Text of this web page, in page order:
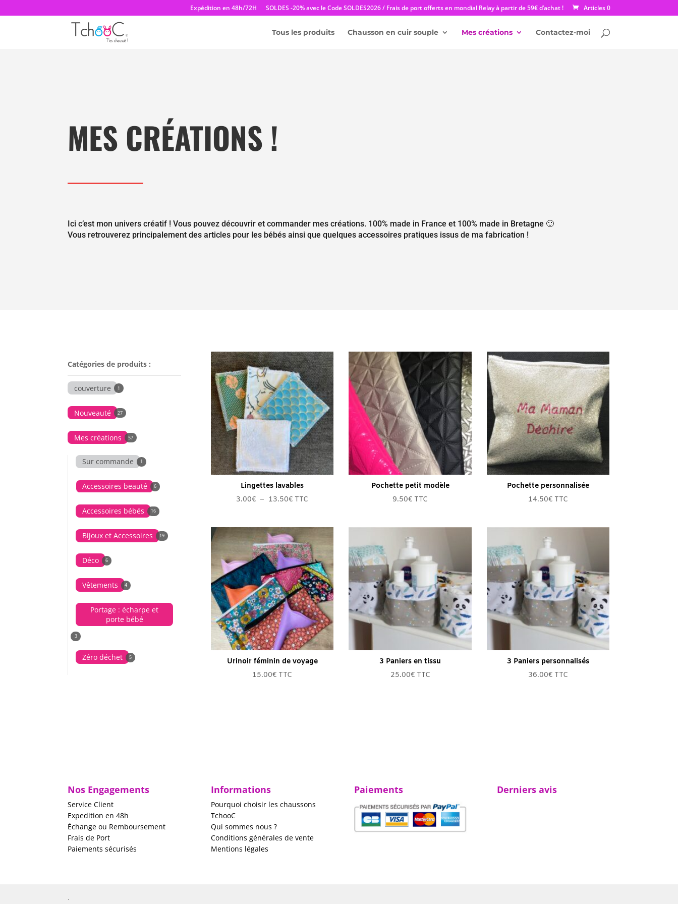
Expédition en 48h/72H SOLDES -20% avec le Code SOLDES2026 / Frais de port offerts en mondial Relay à partir de 59€ d’achat ! Articles 0
Tous les produits Chausson en cuir souple Mes créations Contactez-moi
MES CRÉATIONS !
Ici c’est mon univers créatif ! Vous pouvez découvrir et commander mes créations. 100% made in France et 100% made in Bretagne 🙂
Vous retrouverez principalement des articles pour les bébés ainsi que quelques accessoires pratiques issus de ma fabrication !
Catégories de produits :
couverture 1
Nouveauté 27
Mes créations 57
Sur commande 1
Accessoires beauté 6
Accessoires bébés 16
Bijoux et Accessoires 19
Déco 6
Vêtements 4
Portage : écharpe et
porte bébé
3
Zéro déchet 5
Lingettes lavables
3.00€ – 13.50€Plage
prix :
3.00€
à
13.50€
TTC
Pochette petit modèle
9.50€ TTC
Pochette personnalisée
14.50€ TTC
Urinoir féminin de voyage
15.00€ TTC
3 Paniers en tissu
25.00€ TTC
3 Paniers personnalisés
36.00€ TTC
Nos Engagements
Service Client
Expedition en 48h
Échange ou Remboursement
Frais de Port
Paiements sécurisés
Informations
Pourquoi choisir les chaussons
TchooC
Qui sommes nous ?
Conditions générales de vente
Mentions légales
Paiements Derniers avis
.